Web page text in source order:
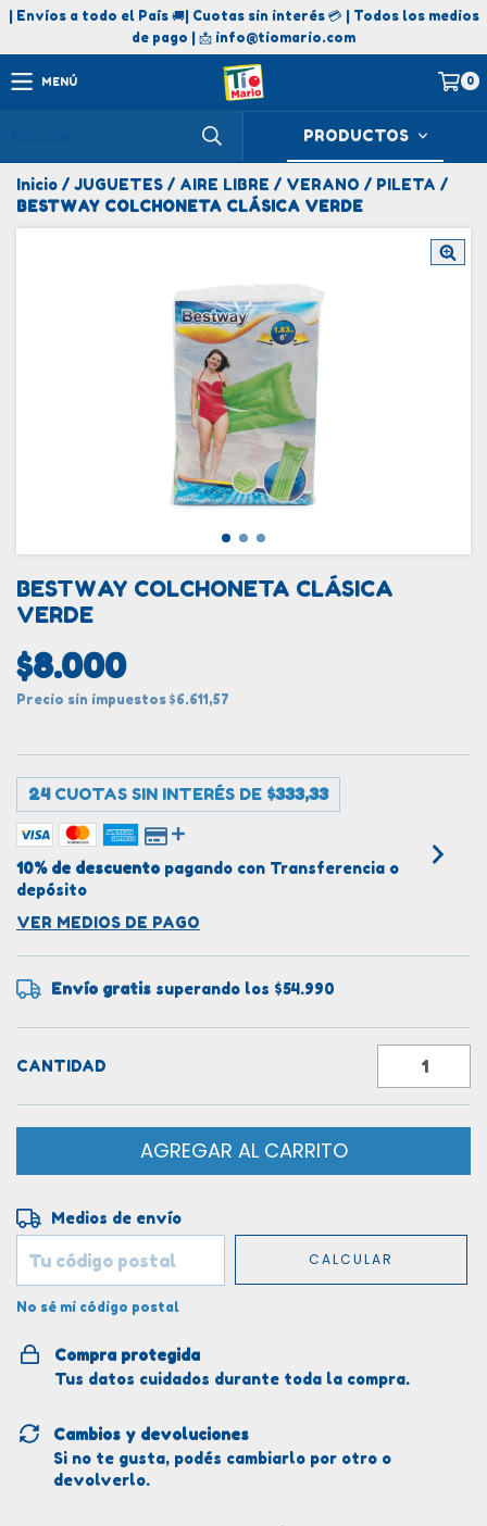
| Envíos a todo el País 🚚| Cuotas sin interés 💳 | Todos los medios
de pago | 📩 info@tiomario.com
MENÚ 0
PRODUCTOS
Inicio / JUGUETES / AIRE LIBRE / VERANO / PILETA /
BESTWAY COLCHONETA CLÁSICA VERDE
BESTWAY COLCHONETA CLÁSICA
VERDE
$8.000
Precio sin impuestos $6.611,57
24 CUOTAS SIN INTERÉS DE $333,33
10% de descuento pagando con Transferencia o
depósito
VER MEDIOS DE PAGO
Envío gratis superando los $54.990
CANTIDAD
Entregas para el CP:
Medios de envío
CALCULAR
No sé mi código postal
Compra protegida
Tus datos cuidados durante toda la compra.
Cambios y devoluciones
Si no te gusta, podés cambiarlo por otro o
devolverlo.